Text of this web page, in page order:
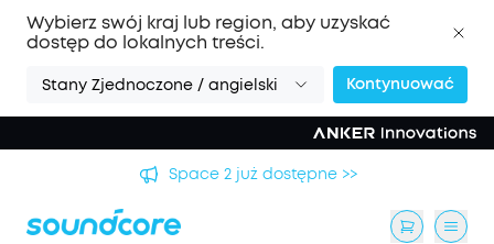
Wybierz swój kraj lub region, aby uzyskać
dostęp do lokalnych treści.
Stany Zjednoczone / angielski Kontynuować
Space 2 już dostępne >>